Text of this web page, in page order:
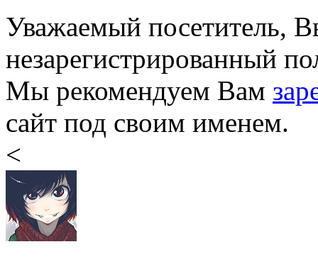
Уважаемый посетитель,
незарегистрированный
Мы рекомендуем Вам
сайт под своим именем.
<